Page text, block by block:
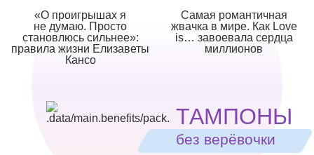
«О проигрышах я
не думаю. Просто
становлюсь сильнее»:
правила жизни Елизаветы
Кансо
Самая романтичная
жвачка в мире. Как Love
is… завоевала сердца
миллионов
ТАМПОНЫ
без верёвочки